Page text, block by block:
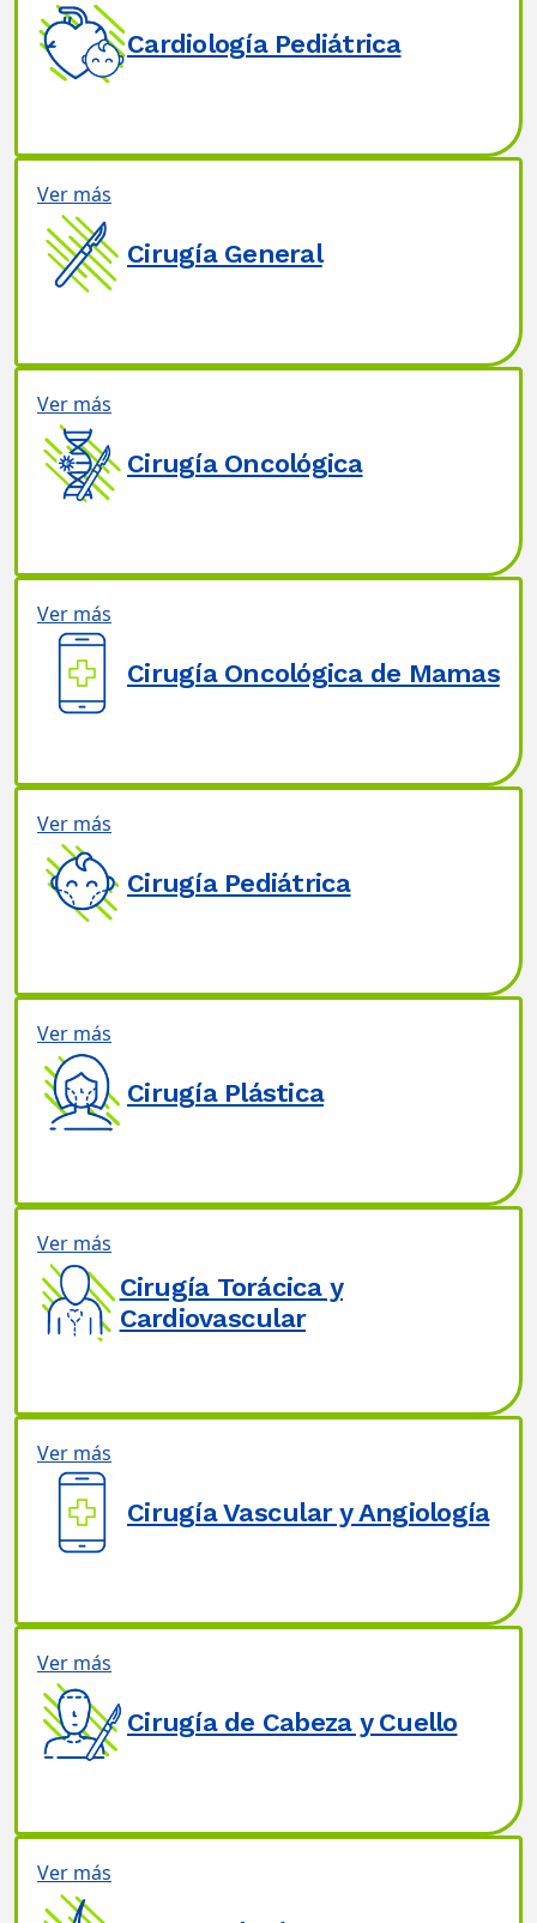
Cardiología Pediátrica
Ver más
Cirugía General
Ver más
Cirugía Oncológica
Ver más
Cirugía Oncológica de Mamas
Ver más
Cirugía Pediátrica
Ver más
Cirugía Plástica
Ver más
Cirugía Torácica y
Cardiovascular
Ver más
Cirugía Vascular y Angiología
Ver más
Cirugía de Cabeza y Cuello
Ver más